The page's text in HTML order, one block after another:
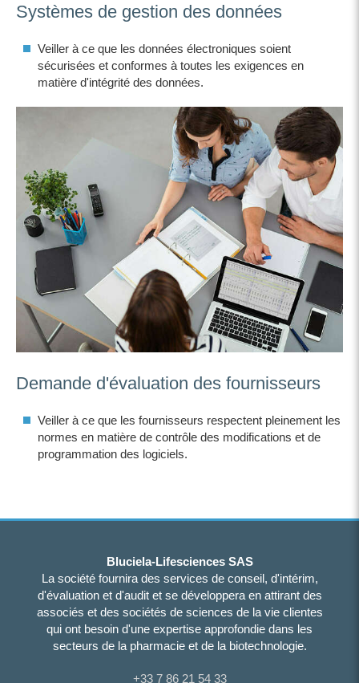
Systèmes de gestion des données
Veiller à ce que les données électroniques soient
sécurisées et conformes à toutes les exigences en
matière d'intégrité des données.
Demande d'évaluation des fournisseurs
Veiller à ce que les fournisseurs respectent pleinement les
normes en matière de contrôle des modifications et de
programmation des logiciels.
Bluciela-Lifesciences SAS
La société fournira des services de conseil, d'intérim,
d'évaluation et d'audit et se développera en attirant des
associés et des sociétés de sciences de la vie clientes
qui ont besoin d'une expertise approfondie dans les
secteurs de la pharmacie et de la biotechnologie.
+33 7 86 21 54 33